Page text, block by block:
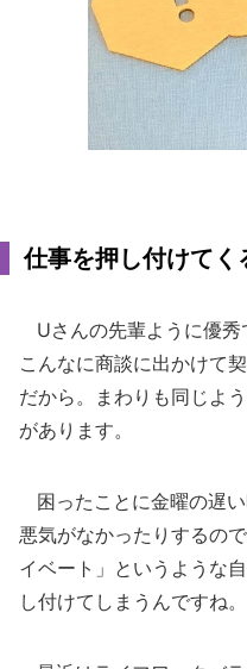
仕事を押し付けてく
Uさんの先輩ように優秀
こんなに商談に出かけて
だから。まわりも同じよ
があります。
困ったことに金曜の遅い
悪気がなかったりするの
イベート」というような
し付けてしまうんですね。